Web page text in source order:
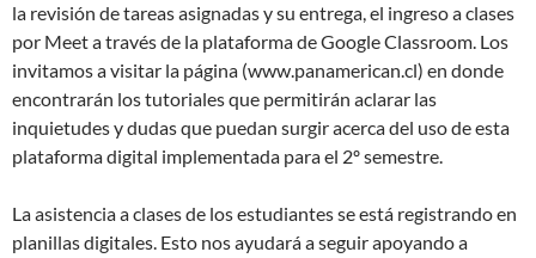
la revisión de tareas asignadas y su entrega, el ingreso a clases
por Meet a través de la plataforma de Google Classroom. Los
invitamos a visitar la página (www.panamerican.cl) en donde
encontrarán los tutoriales que permitirán aclarar las
inquietudes y dudas que puedan surgir acerca del uso de esta
plataforma digital implementada para el 2º semestre.
La asistencia a clases de los estudiantes se está registrando en
planillas digitales. Esto nos ayudará a seguir apoyando a